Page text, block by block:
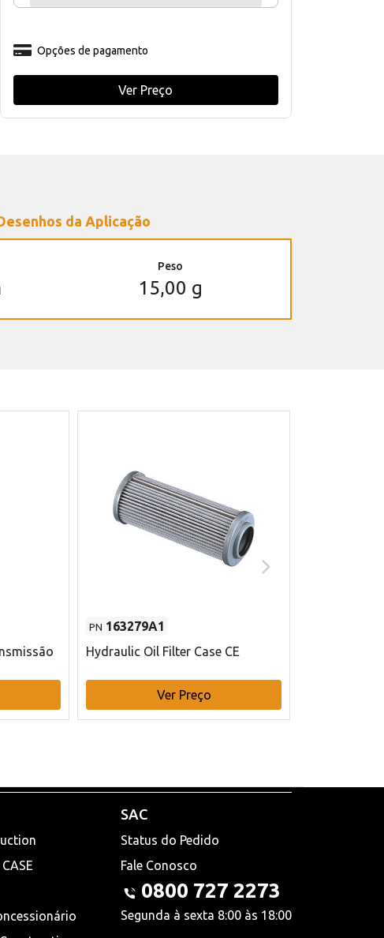
Opções de pagamento
Ver Preço
da Aplicação
Peso
15,00 g
PN 163279A1
Hydraulic Oil Filter Case CE
Ver Preço
SAC
Status do Pedido
Fale Conosco
0800 727 2273
Segunda à sexta 8:00 às 18:00